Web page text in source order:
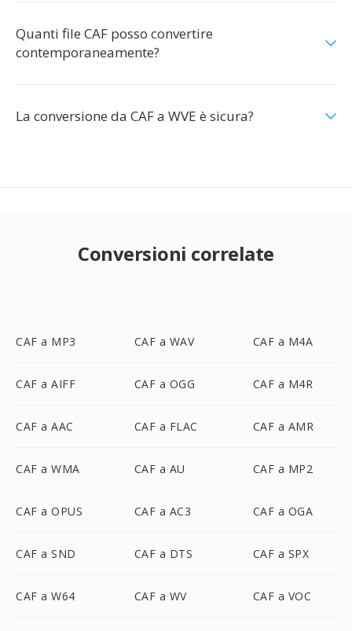
Quanti file CAF posso convertire
contemporaneamente?
La conversione da CAF a WVE è sicura?
Conversioni correlate
CAF a MP3 CAF a WAV CAF a M4A
CAF a AIFF CAF a OGG CAF a M4R
CAF a AAC CAF a FLAC CAF a AMR
CAF a WMA CAF a AU CAF a MP2
CAF a OPUS CAF a AC3 CAF a OGA
CAF a SND CAF a DTS CAF a SPX
CAF a W64 CAF a WV CAF a VOC